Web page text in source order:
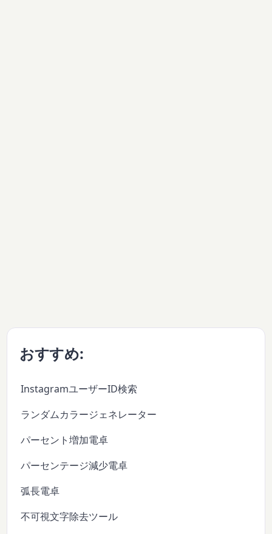
おすすめ:
InstagramユーザーID検索
ランダムカラージェネレーター
パーセント増加電卓
パーセンテージ減少電卓
弧長電卓
不可視文字除去ツール